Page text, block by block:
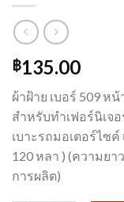
฿135.00
ผ้าฝ้าย เบอร์ 509 ห
สำหรับทำเฟอร์นิเจ
เบาะรถมอเตอร์ไซ
120 หลา ) (ความย
การผลิต)